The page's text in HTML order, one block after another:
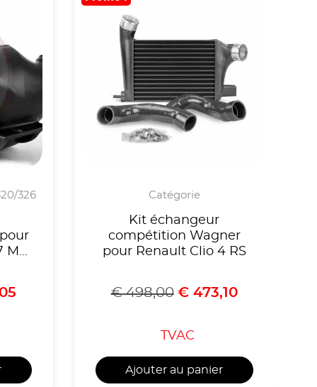
326
M2
Catégorie
Kit échangeur
compétition Wagner
pour Renault Clio 4 RS
€498,00 €473,10
TVAC
Ajouter au panier